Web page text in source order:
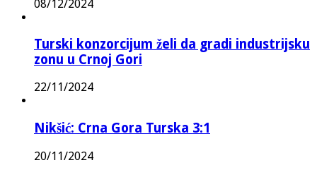
08/12/2024
Turski konzorcijum želi da gradi industrijsku
zonu u Crnoj Gori
22/11/2024
Nikšić: Crna Gora Turska 3:1
20/11/2024